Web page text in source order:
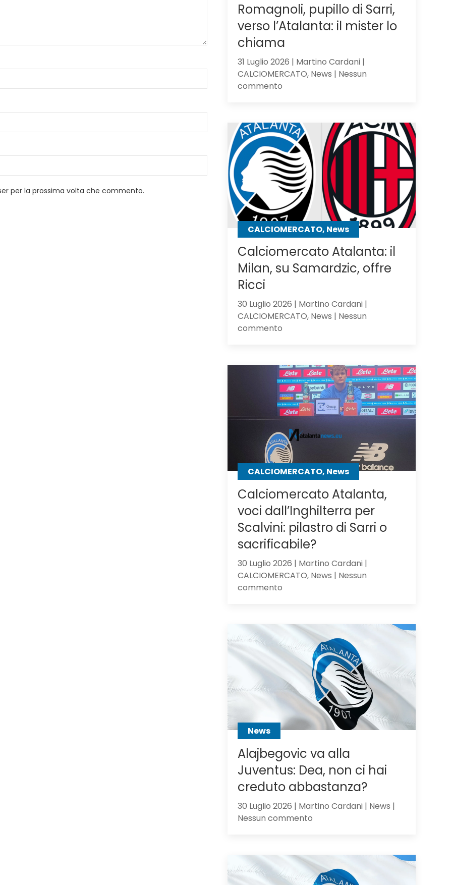
per la prossima volta che commento.
Romagnoli, pupillo di Sarri,
verso l’Atalanta: il mister lo
chiama
31 Luglio 2026 | Martino Cardani |
CALCIOMERCATO, News | Nessun
commentosu
di
Sarri,
verso
l’Atalanta:
il
mister
lo
chiama
CALCIOMERCATO, News
Calciomercato Atalanta: il
Milan, su Samardzic, offre
Ricci
30 Luglio 2026 | Martino Cardani |
CALCIOMERCATO, News | Nessun
commentosu
il
Milan,
su
Samardzic,
offre
CALCIOMERCATO, News
Calciomercato Atalanta,
voci dall’Inghilterra per
Scalvini: pilastro di Sarri o
sacrificabile?
30 Luglio 2026 | Martino Cardani |
CALCIOMERCATO, News | Nessun
commentosu
voci
dall’Inghilterra
per
Scalvini:
pilastro
di
Sarri
o
sacrificabile?
News
Alajbegovic va alla
Juventus: Dea, non ci hai
creduto abbastanza?
30 Luglio 2026 | Martino Cardani | News |
Nessun commentosu
alla
Juventus:
Dea,